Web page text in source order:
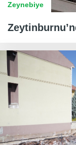
Zeynebiye